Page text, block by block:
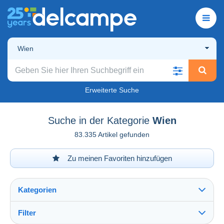
Wien
Erweiterte Suche
Suche in der Kategorie Wien
83.335 Artikel gefunden
Zu meinen Favoriten hinzufügen
Kategorien
Filter